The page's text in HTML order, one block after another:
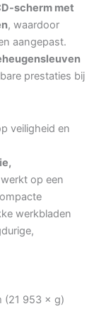
scherm met
, waardoor
aangepast.
prestaties bij
veiligheid en
op een
werkbladen
(21 953 × g)